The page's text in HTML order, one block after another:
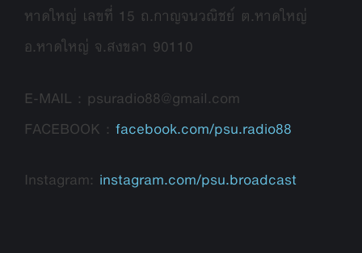
หาดใหญ่ เลขที่ 15 ถ.กาญจนวณิชย์ ต.หาดใหญ่
อ.หาดใหญ่ จ.สงขลา 90110
E-MAIL : psuradio88@gmail.com
FACEBOOK : facebook.com/psu.radio88
Instagram: instagram.com/psu.broadcast